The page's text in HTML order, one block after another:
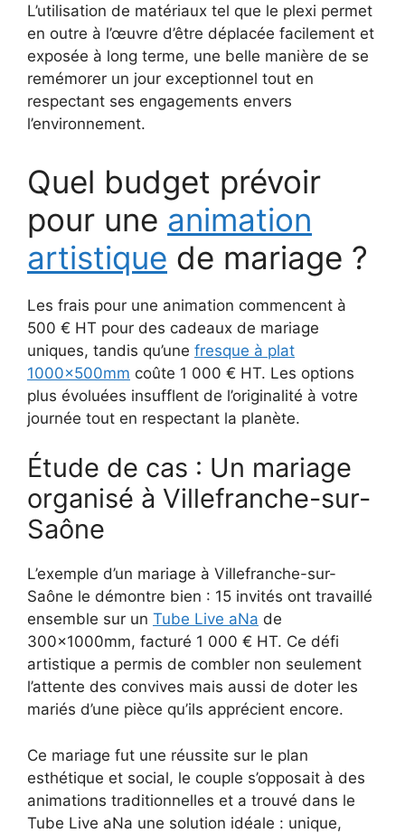
L’utilisation de matériaux tel que le plexi permet
en outre à l’œuvre d’être déplacée facilement et
exposée à long terme, une belle manière de se
remémorer un jour exceptionnel tout en
respectant ses engagements envers
l’environnement.
Quel budget prévoir
pour une animation
artistique de mariage ?
Les frais pour une animation commencent à
500 € HT pour des cadeaux de mariage
uniques, tandis qu’une fresque à plat
1000x500mm coûte 1 000 € HT. Les options
plus évoluées insufflent de l’originalité à votre
journée tout en respectant la planète.
Étude de cas : Un mariage
organisé à Villefranche-sur-
Saône
L’exemple d’un mariage à Villefranche-sur-
Saône le démontre bien : 15 invités ont travaillé
ensemble sur un Tube Live aNa de
300x1000mm, facturé 1 000 € HT. Ce défi
artistique a permis de combler non seulement
l’attente des convives mais aussi de doter les
mariés d’une pièce qu’ils apprécient encore.
Ce mariage fut une réussite sur le plan
esthétique et social, le couple s’opposait à des
animations traditionnelles et a trouvé dans le
Tube Live aNa une solution idéale : unique,